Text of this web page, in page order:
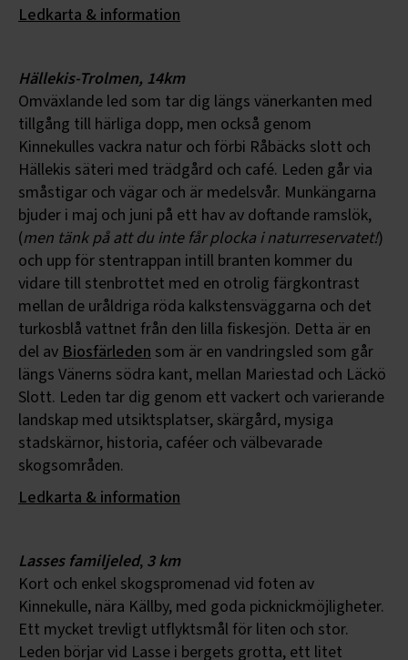
Ledkarta & information
Hällekis-Trolmen, 14km
Omväxlande led som tar dig längs vänerkanten med
tillgång till härliga dopp, men också genom
Kinnekulles vackra natur och förbi Råbäcks slott och
Hällekis säteri med trädgård och café. Leden går via
småstigar och vägar och är medelsvår. Munkängarna
bjuder i maj och juni på ett hav av doftande ramslök,
(men tänk på att du inte får plocka i naturreservatet!)
och upp för stentrappan intill branten kommer du
vidare till stenbrottet med en otrolig färgkontrast
mellan de uråldriga röda kalkstensväggarna och det
turkosblå vattnet från den lilla fiskesjön. Detta är en
del avBiosfärleden som är en vandringsled som går
längs Vänerns södra kant, mellan Mariestad och Läckö
Slott. Leden tar dig genom ett vackert och varierande
landskap med utsiktsplatser, skärgård, mysiga
stadskärnor, historia, caféer och välbevarade
skogsområden.
Ledkarta & information
Lasses familjeled, 3 km
Kort och enkel skogspromenad vid foten av
Kinnekulle, nära Källby, med goda picknickmöjligheter.
Ett mycket trevligt utflyktsmål för liten och stor.
Leden börjar vid Lasse i bergets grotta, ett litet